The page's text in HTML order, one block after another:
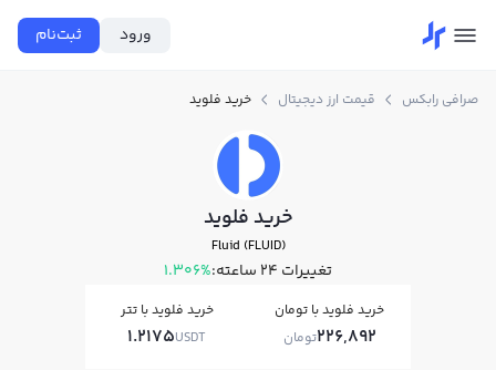
ورود ثبت‌نام
صرافی رابکس قیمت ارز دیجیتال خرید فلوید
خرید فلوید
Fluid (FLUID)
تغییرات ۲۴ ساعته: 1.306%
خرید فلوید با تومان
226,892تومان
خرید فلوید با تتر
1.2175USDT